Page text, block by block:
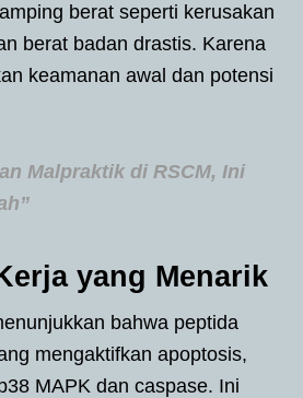
berat seperti kerusakan
berat badan drastis. Karena
keamanan awal dan potensi
Malpraktik di RSCM, Ini
yang Menarik
bahwa peptida
mengaktifkan apoptosis,
MAPK dan caspase. Ini